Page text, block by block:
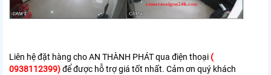
Liên hệ đặt hàng cho AN THÀNH PHÁT qua điện thoại (
0938112399)để được hỗ trợ giá tốt nhất. Cảm ơn quý khách